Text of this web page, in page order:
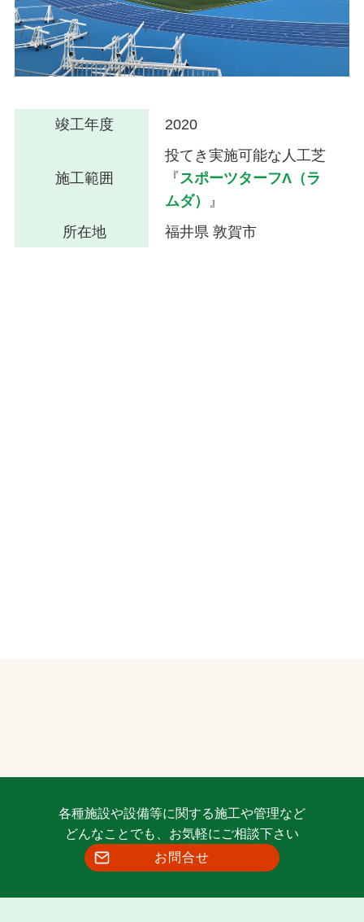
竣工年度 2020
施工範囲
投てき実施可能な人工芝
『スポーツターフΛ（ラ
ムダ）
』
所在地
福井県 敦賀市
各種施設や設備等に関する施工や管理など
どんなことでも、お気軽にご相談下さい
お問合せ